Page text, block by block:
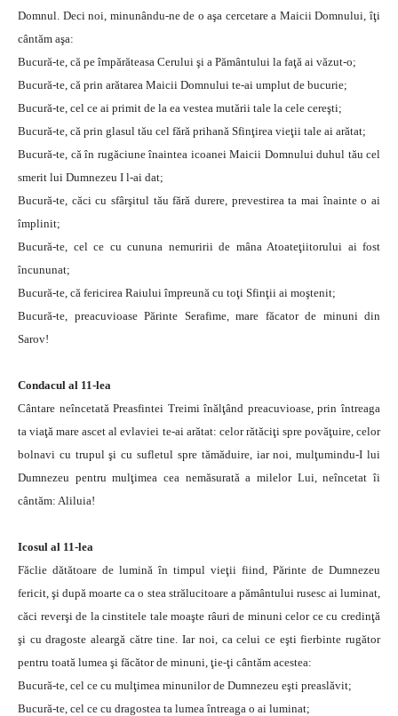
Domnul. Deci noi, minunându-ne de o aşa cercetare a Maicii Domnului, îţi
cântăm aşa:
Bucură-te, că pe împărăteasa Cerului şi a Pământului la faţă ai văzut-o;
Bucură-te, că prin arătarea Maicii Domnului te-ai umplut de bucurie;
Bucură-te, cel ce ai primit de la ea vestea mutării tale la cele cereşti;
Bucură-te, că prin glasul tău cel fără prihană Sfinţirea vieţii tale ai arătat;
Bucură-te, că în rugăciune înaintea icoanei Maicii Domnului duhul tău cel
smerit lui Dumnezeu I l-ai dat;
Bucură-te, căci cu sfârşitul tău fără durere, prevestirea ta mai înainte o ai
împlinit;
Bucură-te, cel ce cu cununa nemuririi de mâna Atoateţiitorului ai fost
încununat;
Bucură-te, că fericirea Raiului împreună cu toţi Sfinţii ai moştenit;
Bucură-te, preacuvioase Părinte Serafime, mare făcator de minuni din
Sarov!
Condacul al 11-lea
Cântare neîncetată Preasfintei Treimi înălţând preacuvioase, prin întreaga
ta viaţă mare ascet al evlaviei te-ai arătat: celor rătăciţi spre povăţuire, celor
bolnavi cu trupul şi cu sufletul spre tămăduire, iar noi, mulţumindu-I lui
Dumnezeu pentru mulţimea cea nemăsurată a milelor Lui, neîncetat îi
cântăm: Aliluia!
Icosul al 11-lea
Făclie dătătoare de lumină în timpul vieţii fiind, Părinte de Dumnezeu
fericit, şi după moarte ca o stea strălucitoare a pământului rusesc ai luminat,
căci reverşi de la cinstitele tale moaşte râuri de minuni celor ce cu credinţă
şi cu dragoste aleargă către tine. Iar noi, ca celui ce eşti fierbinte rugător
pentru toată lumea şi făcător de minuni, ţie-ţi cântăm acestea:
Bucură-te, cel ce cu mulţimea minunilor de Dumnezeu eşti preaslăvit;
Bucură-te, cel ce cu dragostea ta lumea întreaga o ai luminat;